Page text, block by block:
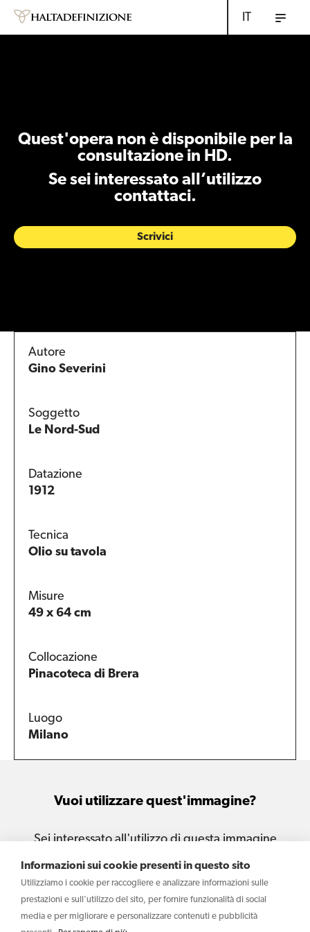
Informazioni sui cookie presenti in questo sito
Utilizziamo i cookie per raccogliere e analizzare informazioni sulle
prestazioni e sull'utilizzo del sito, per fornire funzionalità di social
media e per migliorare e personalizzare contenuti e pubblicità
IT
Quest'opera non è disponibile per la
consultazione in HD.
Se sei interessato all’utilizzo
contattaci.
Scrivici
Autore
Gino Severini
Soggetto
Le Nord-Sud
Datazione
1912
Tecnica
Olio su tavola
Misure
49 x 64 cm
Collocazione
Pinacoteca di Brera
Luogo
Milano
Vuoi utilizzare quest'immagine?
Sei interessato all'utilizzo di questa immagine
per le tue attività e i tuoi progetti?
Scrivi